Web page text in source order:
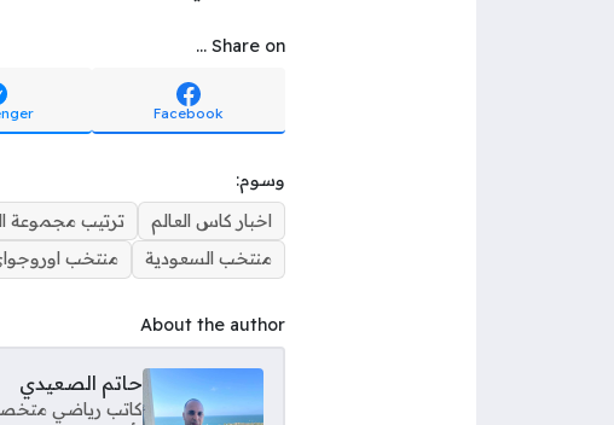
Share on ...
Facebook
وسوم:
اخبار كاس العالم
ترتيب مجموعة
منتخب السعودية
منتخب
About the author
حاتم الصعيدي
كاتب رياضي